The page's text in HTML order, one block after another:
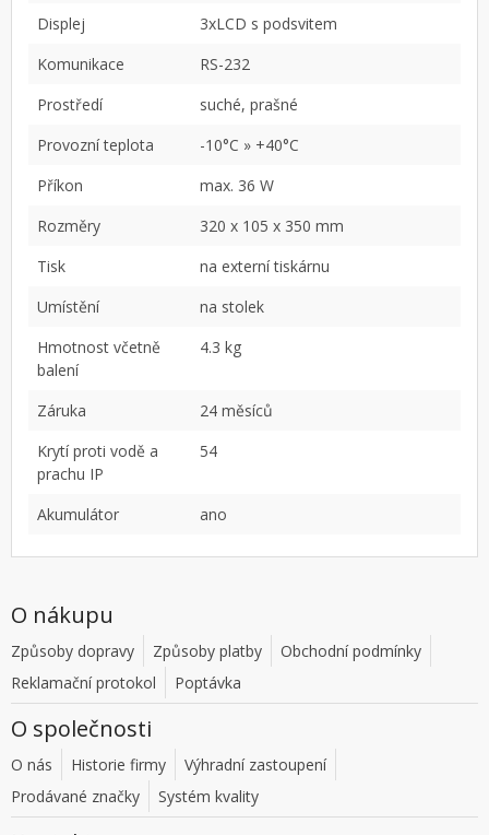
Displej
3xLCD s podsvitem
Komunikace
RS-232
Prostředí
suché, prašné
Provozní teplota
-10°C » +40°C
Příkon
max. 36 W
Rozměry
320 x 105 x 350 mm
Tisk
na externí tiskárnu
Umístění
na stolek
Hmotnost včetně
balení
4.3 kg
Záruka
24 měsíců
Krytí proti vodě a
prachu IP
54
Akumulátor ano
O nákupu
Způsoby dopravy Způsoby platby
Obchodní podmínky
Reklamační protokol
Poptávka
O společnosti
O nás Historie firmy
Výhradní zastoupení
Prodávané značky
Systém kvality